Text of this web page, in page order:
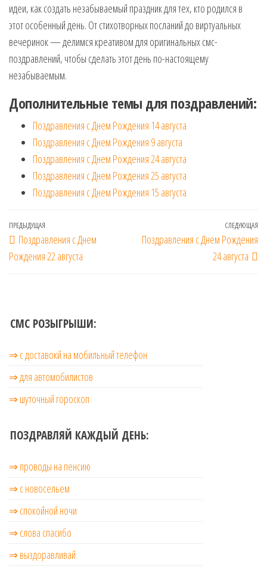
идеи, как создать незабываемый праздник для тех, кто родился в
этот особенный день. От стихотворных посланий до виртуальных
вечеринок — делимся креативом для оригинальных смс-
поздравлений, чтобы сделать этот день по-настоящему
незабываемым.
Дополнительные темы для поздравлений:
Поздравления с Днем Рождения 14 августа
Поздравления с Днем Рождения 9 августа
Поздравления с Днем Рождения 24 августа
Поздравления с Днем Рождения 25 августа
Поздравления с Днем Рождения 15 августа
Навигация
по
записям
Предыдущая
запись
ПРЕДЫДУЩАЯ
Поздравления с Днем
Рождения 22 августа
СЛЕДУЮЩАЯ
Поздравления с Днем Рождения
24 августа
СМС РОЗЫГРЫШИ:
⇒ с доставокй на мобильный телефон
⇒ для автомобилистов
⇒ шуточный гороскоп
ПОЗДРАВЛЯЙ КАЖДЫЙ ДЕНЬ:
⇒ проводы на пенсию
⇒ с новосельем
⇒ cпокойной ночи
⇒ слова спасибо
⇒ выздоравливай